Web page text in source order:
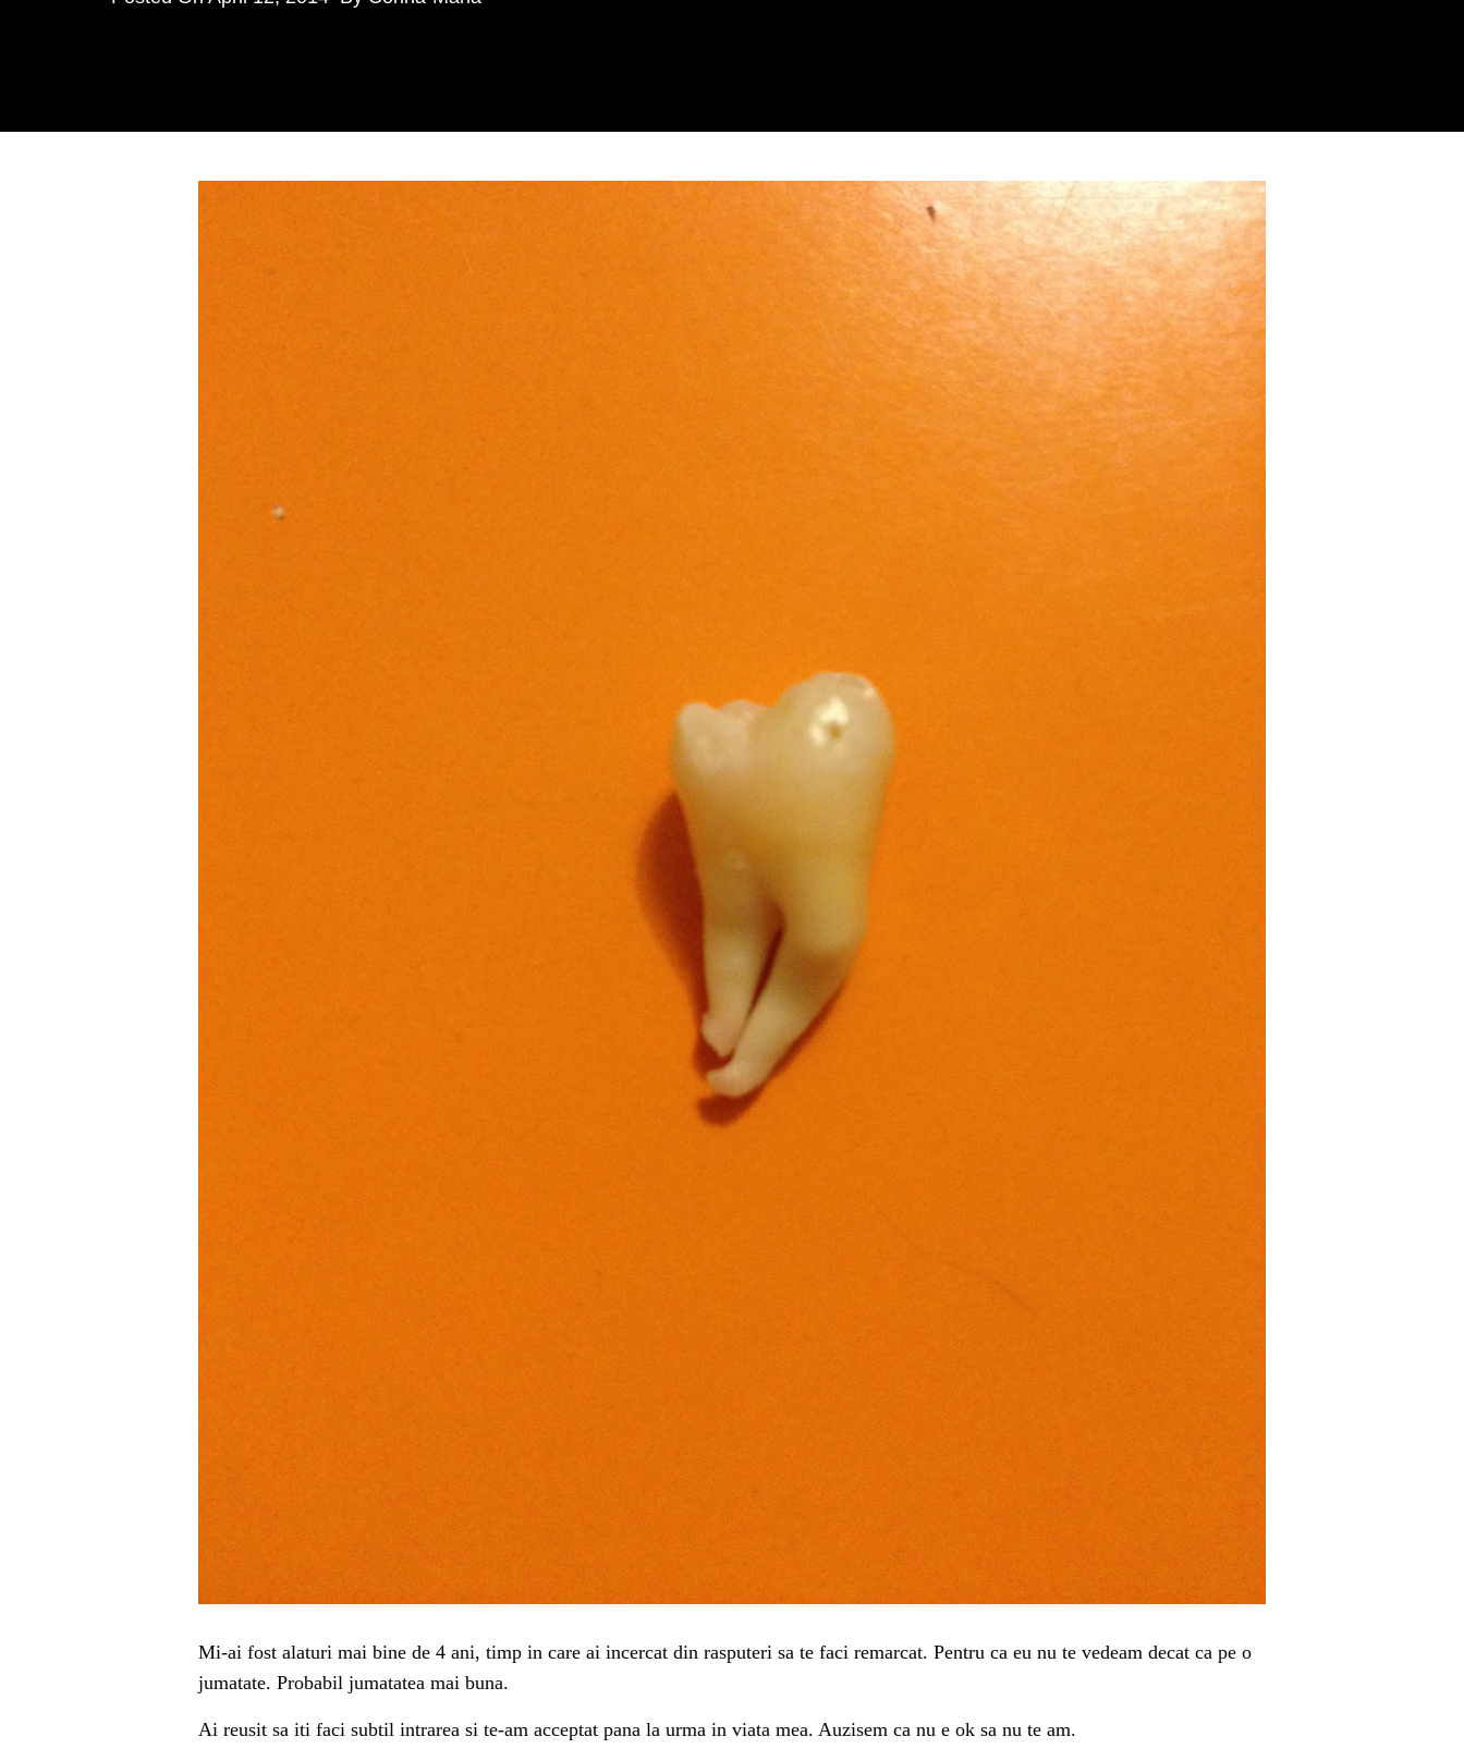
Mi-ai fost alaturi mai bine de 4 ani, timp in care ai incercat din rasputeri sa te faci remarcat. Pentru ca eu nu te vedeam decat ca pe o
jumatate. Probabil jumatatea mai buna.
Ai reusit sa iti faci subtil intrarea si te-am acceptat pana la urma in viata mea. Auzisem ca nu e ok sa nu te am.